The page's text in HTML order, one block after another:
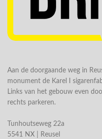
Aan de doorgaande weg in
monument de Karel I
Links van het gebouw even
rechts parkeren.
Tunhoutseweg 22a
5541 NX | Reusel